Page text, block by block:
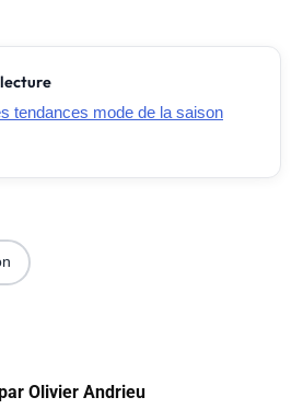
tendances mode de la saison
Olivier Andrieu